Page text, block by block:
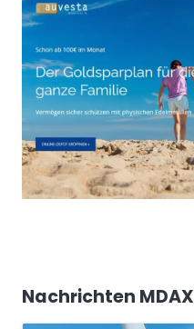
Nachrichten MDAX